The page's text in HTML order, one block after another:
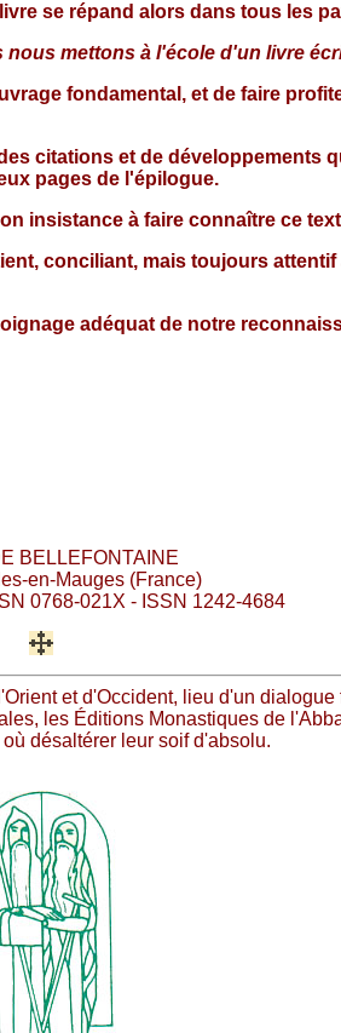
se répand alors dans tous les
mettons à l'école d'un livre
fondamental, et de faire
citations et de
pages de l'épilogue.
insistance à faire connaître ce
conciliant, mais toujours
adéquat de notre
BELLEFONTAINE
en-Mauges (France)
0768-021X - ISSN 1242-4684
et d'Occident, lieu d'un
les Éditions Monastiques de
désaltérer leur soif d'absolu.